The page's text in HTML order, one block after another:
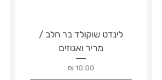
לינדט שוקולד בר חלב /
מריר ואגוזים
מחיר